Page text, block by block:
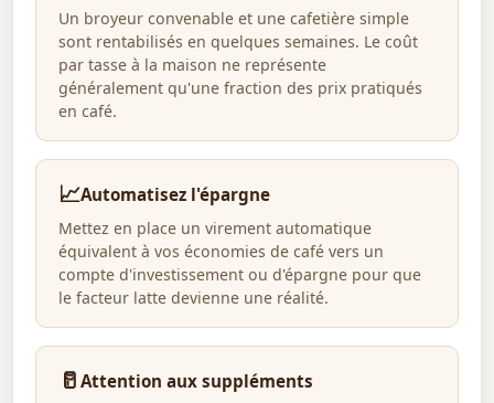
Un broyeur convenable et une cafetière simple
sont rentabilisés en quelques semaines. Le coût
par tasse à la maison ne représente
généralement qu'une fraction des prix pratiqués
en café.
📈Automatisez l'épargne
Mettez en place un virement automatique
équivalent à vos économies de café vers un
compte d'investissement ou d'épargne pour que
le facteur latte devienne une réalité.
🥛Attention aux suppléments